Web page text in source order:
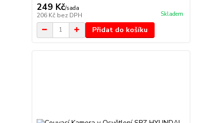
249 Kč/sada
206 Kč bez DPH Skladem
Přidat do košíku